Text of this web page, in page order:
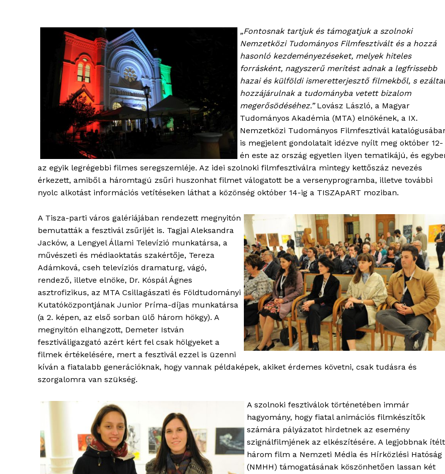
blogSZOLNOK
szubjektív
élményportál
Hasznos
Kapcsolat
Adatkezelési tájékoztató
Hirdetés
„Fontosnak tartjuk és támogatjuk a szolnoki
Nemzetközi Tudományos Filmfesztivált és a hozzá
hasonló kezdeményezéseket, melyek hiteles
forrásként, nagyszerű merítést adnak a legfrissebb
hazai és külföldi ismeretterjesztő filmekből, s ezáltal
hozzájárulnak a tudományba vetett bizalom
megerősödéséhez.” Lovász László, a Magyar
Tudományos Akadémia (MTA) elnökének, a IX.
Nemzetközi Tudományos Filmfesztivál
is megjelent gondolatait idézve nyílt meg október 12-
én este az ország egyetlen ilyen tematikájú, és
az egyik legrégebbi filmes seregszemléje. Az idei szolnoki filmfesztiválra mintegy kettőszáz nevezés
érkezett, amiből a háromtagú zsűri huszonhat filmet válogatott be a versenyprogramba, illetve további
nyolc alkotást információs vetítéseken láthat a közönség október 14-ig a TISZApART moziban.
A Tisza-parti város galériájában rendezett megnyitón
bemutatták a fesztivál zsűrijét is. Tagjai Aleksandra
Jacków, a Lengyel Állami Televízió munkatársa, a
művészeti és médiaoktatás szakértője, Tereza
Adámková, cseh televíziós dramaturg, vágó,
rendező, illetve elnöke, Dr. Kóspál Ágnes
asztrofizikus, az MTA Csillagászati és Földtudományi
Kutatóközpontjának Junior Príma-díjas munkatársa
(a 2. képen, az első sorban ülő három hökgy). A
megnyitón elhangzott, Demeter István
fesztiváligazgató azért kért fel csak hölgyeket a
filmek értékelésére, mert a fesztivál ezzel is üzenni
kíván a fiatalabb generációknak, hogy vannak példaképek, akiket érdemes követni, csak tudásra és
szorgalomra van szükség.
A szolnoki fesztiválok történetében immár
hagyomány, hogy fiatal animációs filmkészítők
számára pályázatot hirdetnek az esemény
szignálfilmjének az elkészítésére. A legjobbnak ítélt
három film a Nemzeti Média és Hírközlési Hatóság
(NMHH) támogatásának köszönhetően lassan két